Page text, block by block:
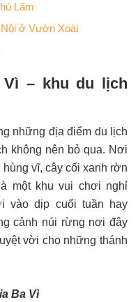
Lâm
ở Vườn Xoài
– khu du lịch
những địa điểm du lịch
không nên bỏ qua. Nơi
vĩ, cây cối xanh rờn
một khu vui chơi nghỉ
vào dịp cuối tuần hay
cảnh núi rừng nơi đây
vời cho những thánh
Ba Vì